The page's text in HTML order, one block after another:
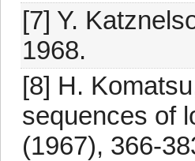
[7] Y.
1968.
[8] H.
sequences of
(1967), 366-